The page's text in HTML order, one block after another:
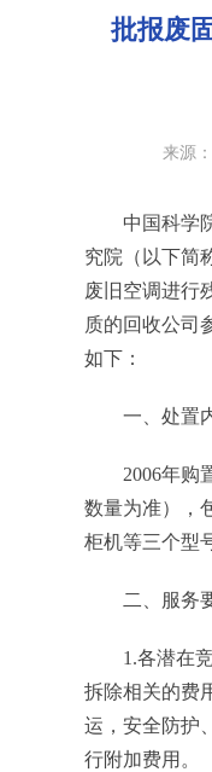
批报废
来源
中国科学
究院（以下简
废旧空调进行
质的回收公司
如下：
一、处置
2006年购
数量为准），
柜机等三个型
二、服务
1.各潜在
拆除相关的费
运，安全防护
行附加费用。